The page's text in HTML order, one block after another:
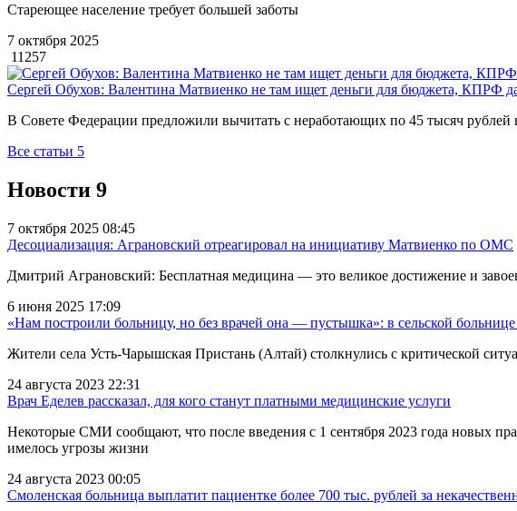
Стареющее население требует большей заботы
7 октября 2025
11257
Сергей Обухов: Валентина Матвиенко не там ищет деньги для бюджета, КПРФ
В Совете Федерации предложили вычитать с неработающих по 45 тысяч
Все статьи 5
Новости 9
7 октября 2025 08:45
Десоциализация: Аграновский отреагировал на инициативу Матвиенко по ОМС
Дмитрий Аграновский: Бесплатная медицина — это великое достижение и
6 июня 2025 17:09
«Нам построили больницу, но без врачей она — пустышка»: в сельской
Жители села Усть-Чарышская Пристань (Алтай) столкнулись с критической
24 августа 2023 22:31
Врач Еделев рассказал, для кого станут платными медицинские услуги
Некоторые СМИ сообщают, что после введения с 1 сентября 2023 года новых
имелось угрозы жизни
24 августа 2023 00:05
Смоленская больница выплатит пациентке более 700 тыс. рублей за